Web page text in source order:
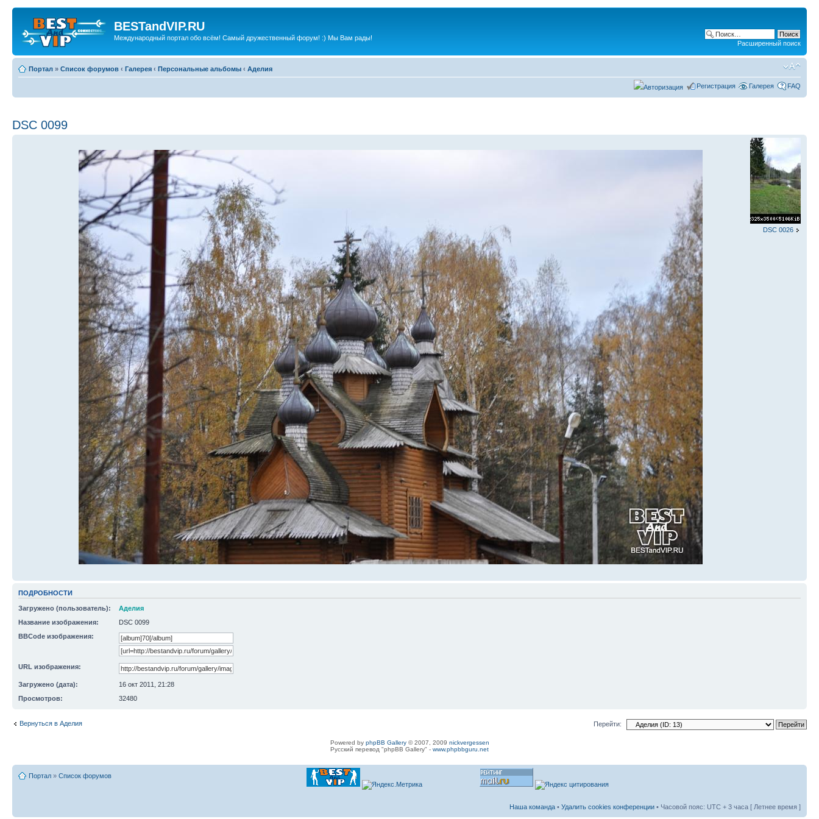
BESTandVIP.RU
Международный портал обо всём! Самый дружественный форум! :) Мы Вам рады!
Расширенный поиск
Портал » Список форумов ‹ Галерея ‹ Персональные альбомы ‹ Аделия
Регистрация Галерея FAQ
DSC 0099
DSC 0026
ПОДРОБНОСТИ
Загружено (пользователь):
Аделия
Название изображения:
DSC 0099
BBCode изображения:
URL изображения:
Загружено (дата):
16 окт 2011, 21:28
Просмотров:
32480
Вернуться в Аделия Перейти:
Powered by phpBB Gallery© 2007, 2009 nickvergessen
Русский перевод "phpBB Gallery" - www.phpbbguru.net
Портал » Список форумов
Наша команда • Удалить cookies конференции • Часовой пояс: UTC + 3 часа [ Летнее время ]